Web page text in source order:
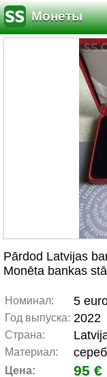
Монеты
Pārdod Latvijas
Monēta bankas
Номинал: 5
Год выпуска: 2022
Страна:
Материал:
Цена: 95 €